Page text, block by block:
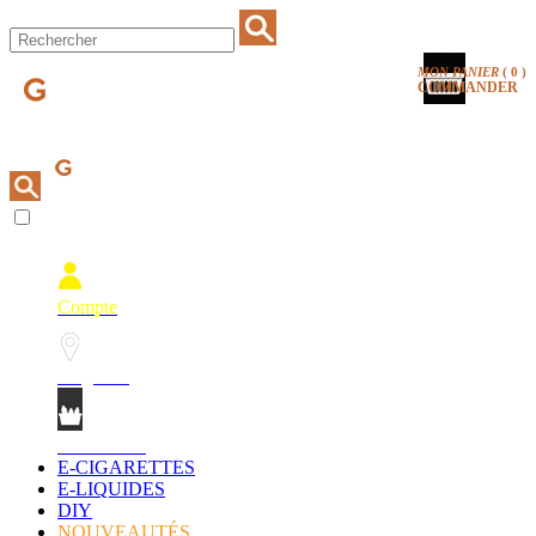
MON PANIER ( 0 )
COMMANDER
Compte
E-CIGARETTES
E-LIQUIDES
DIY
NOUVEAUTÉS